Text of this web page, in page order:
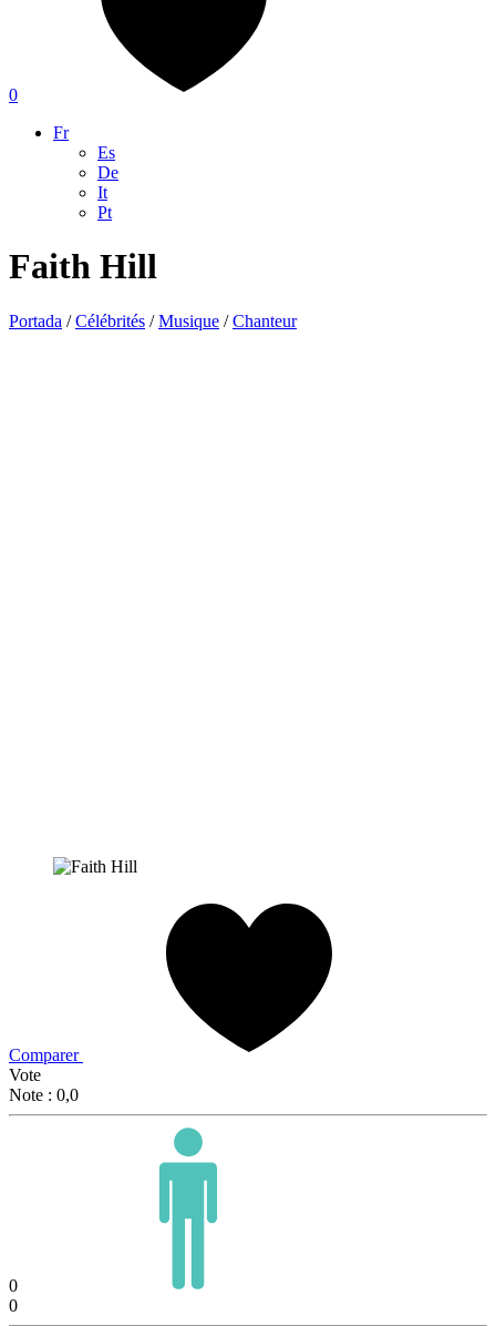
0
Fr
Es
De
It
Pt
Faith Hill
Portada /Célébrités /Musique /Chanteur
Comparer
Vote
Note : 0,0
0
0